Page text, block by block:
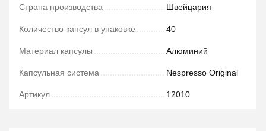
Страна производства Швейцария
Количество капсул в упаковке 40
Материал капсулы Алюминий
Капсульная система Nespresso Original
Артикул 12010